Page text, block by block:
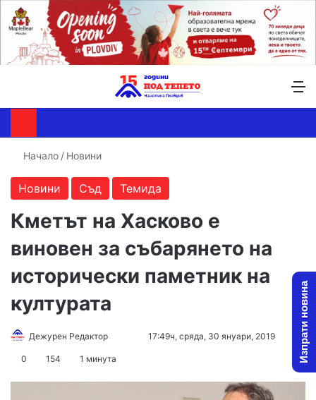
Начало / Новини
Новини Съд Темида
Кметът на Хасково е
виновен за събарянето на
исторически паметник на
културата
Дежурен Редактор 17:49ч, сряда, 30 януари, 2019
0 154 1 минута Изпрати новина